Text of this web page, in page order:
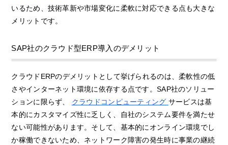
いるため、技術革新や市場変化に柔軟に対応できる点も大きな
メリットです。
SAP社のクラウド型ERP導入のデメリット
クラウドERPのデメリットとして挙げられるのは、柔軟性の低
さやインターネット環境に依存する点です。SAP社のソリュー
ションに限らず、 クラウドコンピューティング サービスは基
本的にカスタマイズ性に乏しく、自社のシステム要件を満たせ
ない可能性があります。そして、基本的にオンライン環境でし
か稼働できないため、ネットワーク障害の発生時に事業の継続